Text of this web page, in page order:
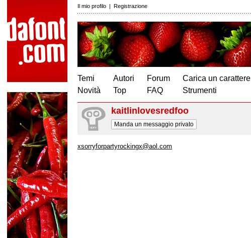
Il mio profilo | Registrazione
Temi
Novità
Autori
Top
Forum
FAQ
Carica un carattere
Strumenti
kaitlinlovesredfoo
Manda un messaggio privato
xsorryforpartyrockingx@aol.com